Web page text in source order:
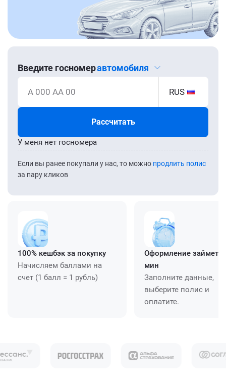
Введите госномеравтомобиля
А 000 АА 00 RUS
Рассчитать
Если вы ранее покупали у нас, то можно продлить полис
за пару кликов
У меня нет госномера
100% кешбэк за покупку
Начисляем баллами на
счет (1 балл = 1 рубль)
Оформление займет
мин
Заполните данные,
выберите полис и
оплатите.